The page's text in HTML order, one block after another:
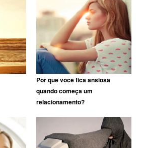
Por que você fica ansiosa
quando começa um
relacionamento?